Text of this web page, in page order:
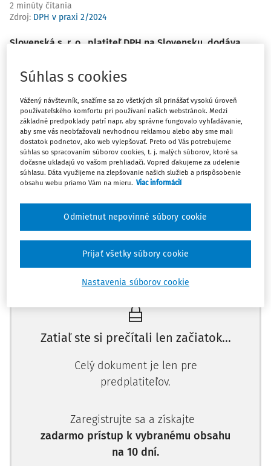
2 minúty čítania
Zdroj: DPH v praxi 2/2024
Slovenská s. r. o., platiteľ DPH na Slovensku, dodáva
nehnuteľnosť v Nemecku. Dodáva tovar s inštaláciou
z pridanej hodnoty v z. n. p. (ďalej len "zákon o DPH
teda miesto dodania by malo byť tam, kde je tovar
zmontovaný.
Slovenská firma dodá tento tovar s inštaláciou
nemeckej firme, platiteľovi DPH v Nemecku. Má byť
faktúra vystavená bez slovenskej DPH s poznámkou
"prenesenie daňovej povinnosti"? A podáva sa v
takomto prípad
Máte predplatné? Prihláste sa
Zatiaľ ste si prečítali len začiatok...
Celý dokument je len pre
predplatiteľov.
Zaregistrujte sa a získajte
zadarmo prístup k vybranému obsahu
na 10 dní.
Súhlas s cookies
Vážený návštevník, snažíme sa zo všetkých síl prinášať vysokú úroveň
používateľského komfortu pri používaní našich webstránok. Medzi
základné predpoklady patrí napr. aby správne fungovalo vyhľadávanie,
aby sme vás neobťažovali nevhodnou reklamou alebo aby sme mali
dostatok podnetov, ako web vylepšovať. Preto od Vás potrebujeme
súhlas so spracovaním súborov cookies, t. j. malých súborov, ktoré sa
dočasne ukladajú vo vašom prehliadači. Vopred ďakujeme za udelenie
súhlasu. Dáta využijeme na zlepšovanie našich služieb a prispôsobenie
obsahu webu priamo Vám na mieru. Viac informácií
Nastavenia súborov cookie
Odmietnut nepovinné súbory cookie
Prijať všetky súbory cookie